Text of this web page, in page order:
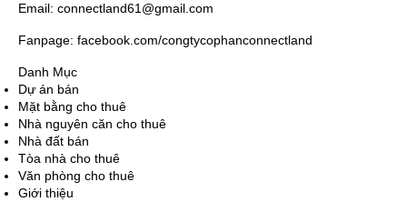
Email: connectland61@gmail.com
Fanpage: facebook.com/congtycophanconnectland
Danh Mục
Dự án bán
Mặt bằng cho thuê
Nhà nguyên căn cho thuê
Nhà đất bán
Tòa nhà cho thuê
Văn phòng cho thuê
Giới thiệu